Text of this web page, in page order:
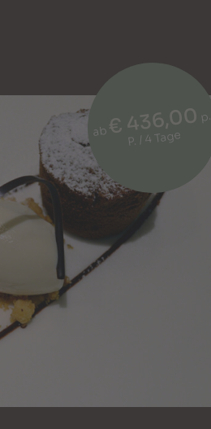
ab€ 436,00 p.
P. / 4 Tage